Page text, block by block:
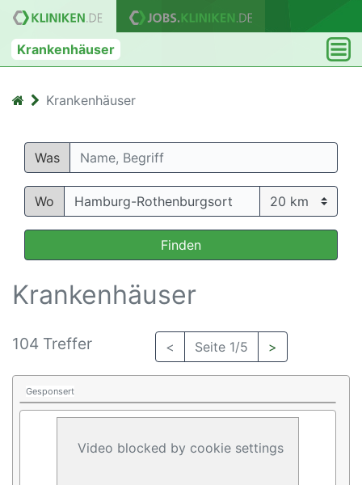
Krankenhäuser
Krankenhäuser
Was
Wo
Finden
Krankenhäuser
104 Treffer < Seite 1/5 >
Gesponsert
Video blocked by cookie settings